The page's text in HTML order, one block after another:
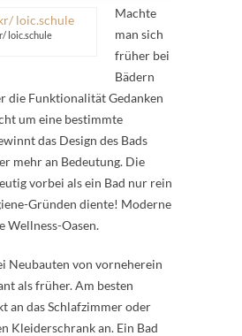
loic.schule
Machte
man sich
früher bei
Bädern
die Funktionalität Gedanken
um eine bestimmte
das Design des Bads
mehr an Bedeutung. Die
vorbei als ein Bad nur rein
Gründen diente! Moderne
Wellness-Oasen.
Neubauten von vorneherein
als früher. Am besten
an das Schlafzimmer oder
Kleiderschrank an. Ein Bad